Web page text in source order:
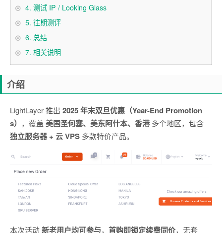
4. 测试 IP / Looking Glass
5. 往期测评
6. 总结
7. 相关说明
介绍
LightLayer 推出 2025 年末双旦优惠（Year-End Promotion
s） ，覆盖 美国圣何塞、美东阿什本、香港多个地区，包含
独立服务器 + 云 VPS 多款特价产品。
本次活动新老用户均可参与， 首购即锁定续费同价，无套